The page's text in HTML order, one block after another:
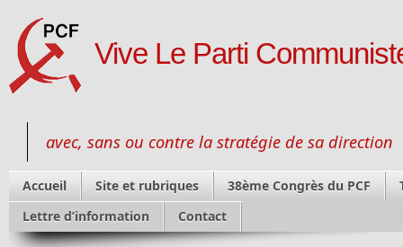
Vive Le Parti
avec, sans ou contre la stratégie de sa direction
Accueil Site et rubriques 38ème Congrès du PCF
Lettre d’information
Contact